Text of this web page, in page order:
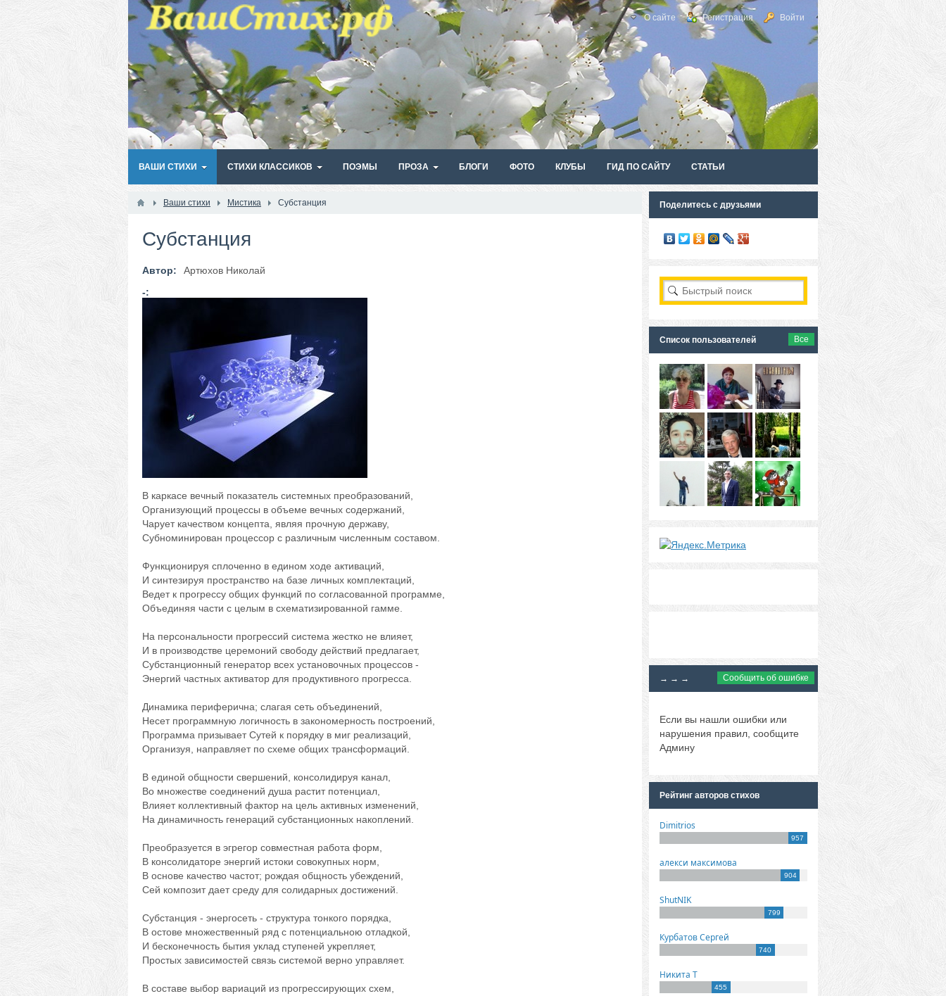
О сайте Регистрация Войти
ВАШИ СТИХИ СТИХИ КЛАССИКОВ ПОЭМЫ ПРОЗА БЛОГИ ФОТО КЛУБЫ ГИД ПО САЙТУ СТАТЬИ
Ваши стихи Мистика Субстанция
Субстанция
Автор:
Артюхов Николай
-:
В каркасе вечный показатель системных преобразований,
Организующий процессы в объеме вечных содержаний,
Чарует качеством концепта, являя прочную державу,
Субноминирован процессор с различным численным составом.
Функционируя сплоченно в едином ходе активаций,
И синтезируя пространство на базе личных комплектаций,
Ведет к прогрессу общих функций по согласованной программе,
Объединяя части с целым в схематизированной гамме.
На персональности прогрессий система жестко не влияет,
И в производстве церемоний свободу действий предлагает,
Субстанционный генератор всех установочных процессов -
Энергий частных активатор для продуктивного прогресса.
Динамика периферична; слагая сеть объединений,
Несет программную логичность в закономерность построений,
Программа призывает Сутей к порядку в миг реализаций,
Организуя, направляет по схеме общих трансформаций.
В единой общности свершений, консолидируя канал,
Во множестве соединений душа растит потенциал,
Влияет коллективный фактор на цель активных изменений,
На динамичность генераций субстанционных накоплений.
Преобразуется в эгрегор совместная работа форм,
В консолидаторе энергий истоки совокупных норм,
В основе качество частот; рождая общность убеждений,
Сей композит дает среду для солидарных достижений.
Субстанция - энергосеть - структура тонкого порядка,
В остове множественный ряд с потенциальною отладкой,
И бесконечность бытия уклад ступеней укрепляет,
Простых зависимостей связь системой верно управляет.
В составе выбор вариаций из прогрессирующих схем,
Поделитесь с друзьями
Список пользователей Все
→ → → Сообщить об ошибке
Если вы нашли ошибки или
нарушения правил, сообщите
Админу
Рейтинг авторов стихов
Dimitrios
957
алекси максимова
904
ShutNIK
799
Курбатов Сергей
740
Никита Т
455